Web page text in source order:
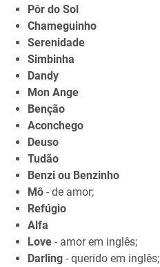
Pôr do Sol
Chameguinho
Serenidade
Simbinha
Dandy
Mon Ange
Benção
Aconchego
Deuso
Tudão
Benzi ou Benzinho
Mô - de amor;
Refúgio
Alfa
Love - amor em inglês;
Darling - querido em inglês;